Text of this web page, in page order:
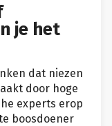
je het
dat niezen
door hoge
experts erop
boosdoener